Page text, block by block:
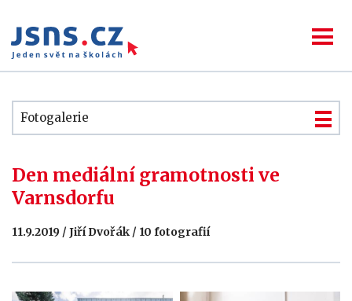
Fotogalerie
Den mediální gramotnosti ve
Varnsdorfu
11.9.2019 / Jiří Dvořák / 10 fotografií